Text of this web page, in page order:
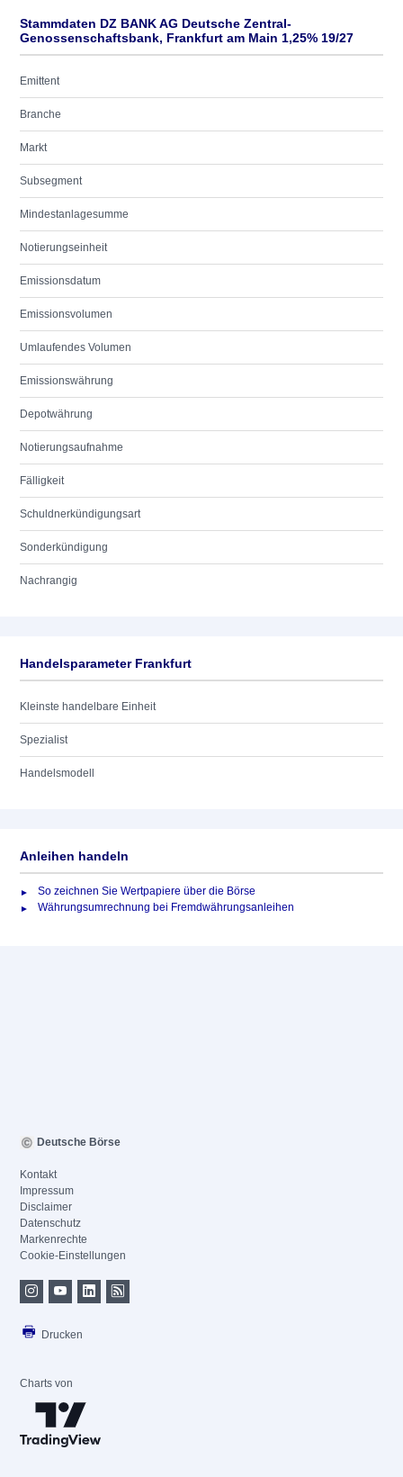
Stammdaten DZ BANK AG Deutsche Zentral-
Genossenschaftsbank, Frankfurt am Main 1,25% 19/27
Emittent
Branche
Markt
Subsegment
Mindestanlagesumme
Notierungseinheit
Emissionsdatum
Emissionsvolumen
Umlaufendes Volumen
Emissionswährung
Depotwährung
Notierungsaufnahme
Fälligkeit
Schuldnerkündigungsart
Sonderkündigung
Nachrangig
Handelsparameter Frankfurt
Kleinste handelbare Einheit
Spezialist
Handelsmodell
Anleihen handeln
So zeichnen Sie Wertpapiere über die Börse
Währungsumrechnung bei Fremdwährungsanleihen
Deutsche Börse
Kontakt
Impressum
Disclaimer
Datenschutz
Markenrechte
Cookie-Einstellungen
Drucken
Charts von